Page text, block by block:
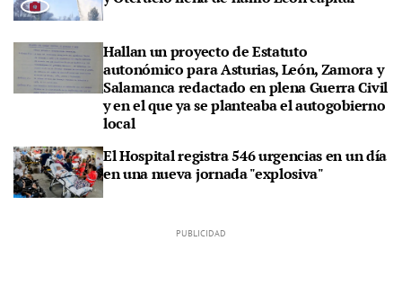
Hallan un proyecto de Estatuto
autonómico para Asturias, León, Zamora y
Salamanca redactado en plena Guerra Civil
y en el que ya se planteaba el autogobierno
local
El Hospital registra 546 urgencias en un día
en una nueva jornada "explosiva"